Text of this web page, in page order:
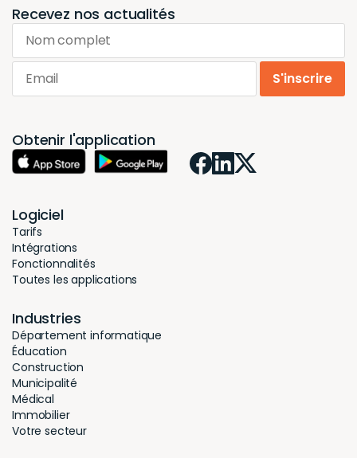
Recevez nos actualités
Nom complet
Email
S'inscrire
Obtenir l'application
Logiciel
Tarifs
Intégrations
Fonctionnalités
Toutes les applications
Industries
Département informatique
Éducation
Construction
Municipalité
Médical
Immobilier
Votre secteur